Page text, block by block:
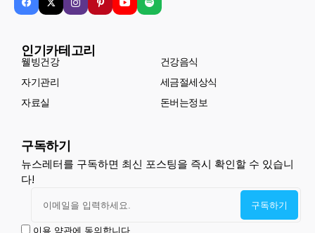
인기카테고리
웰빙건강
건강음식
자기관리
세금절세상식
자료실
돈버는정보
구독하기
뉴스레터를 구독하면 최신 포스팅을 즉시 확인할 수 있습니
다!
이용 약관에 동의합니다.